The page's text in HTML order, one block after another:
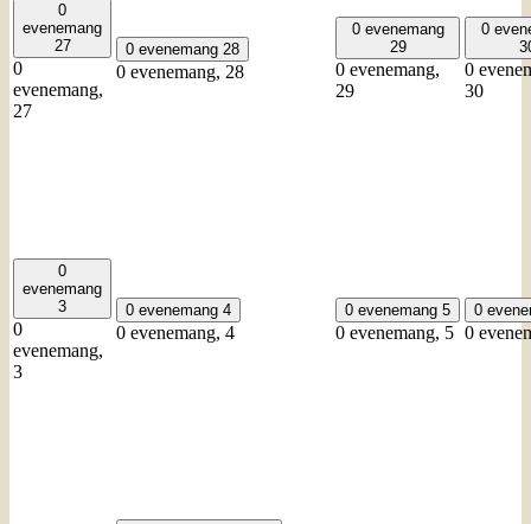
0
evenemang
27
0
evenemang,
27
0 evenemang 28
0 evenemang, 28
0 evenemang
29
0 evenemang,
29
0
0
30
0
evenemang
3
0
evenemang,
3
0 evenemang 4
0 evenemang, 4
0 evenemang 5
0 evenemang, 5
0
0